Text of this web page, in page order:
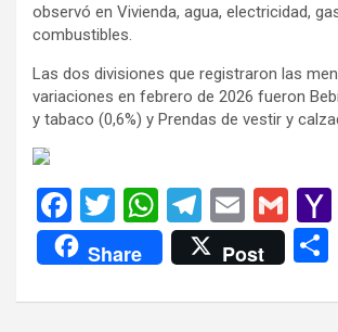
observó en Vivienda, agua, electricidad,
combustibles.
Las dos divisiones que registraron las
variaciones en febrero de 2026 fueron
y tabaco (0,6%) y Prendas de vestir y
F
a
ce
b
T
wi
tt
er
W
h
at
s
T
el
e
gr
E
m
ail
G
m
ail
Share Post